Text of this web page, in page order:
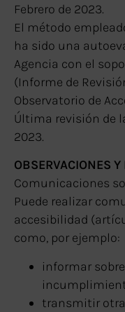
Febrero de 2023.
El método
ha sido una
Agencia con el
(Informe de
Observatorio de
Última revisión de
2023.
OBSERVACIONES Y
Comunicaciones
Puede realizar
accesibilidad
como, por ejemplo:
informar
transmitir